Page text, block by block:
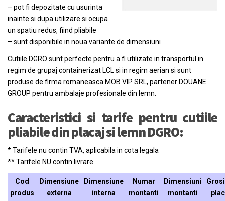
– pot fi depozitate cu usurinta
inainte si dupa utilizare si ocupa
un spatiu redus, fiind pliabile
– sunt disponibile in noua variante de dimensiuni
Cutiile DGRO sunt perfecte pentru a fi utilizate in transportul in
regim de grupaj containerizat LCL si in regim aerian si sunt
produse de firma romaneasca MOB VIP SRL, partener DOUANE
GROUP pentru ambalaje profesionale din lemn.
Caracteristici si tarife pentru cutiile
pliabile din placaj si lemn DGRO:
* Tarifele nu contin TVA, aplicabila in cota legala
** Tarifele NU contin livrare
Cod
produs
Dimensiune
externa
Dimensiune
interna
Numar
montanti
Dimensiuni
montanti